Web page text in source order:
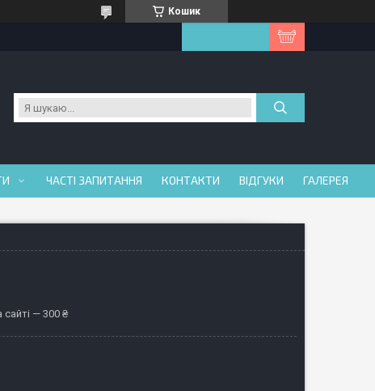
Кошик
ЧАСТІ ЗАПИТАННЯ КОНТАКТИ ВІДГУКИ ГАЛЕРЕЯ
— 300 ₴